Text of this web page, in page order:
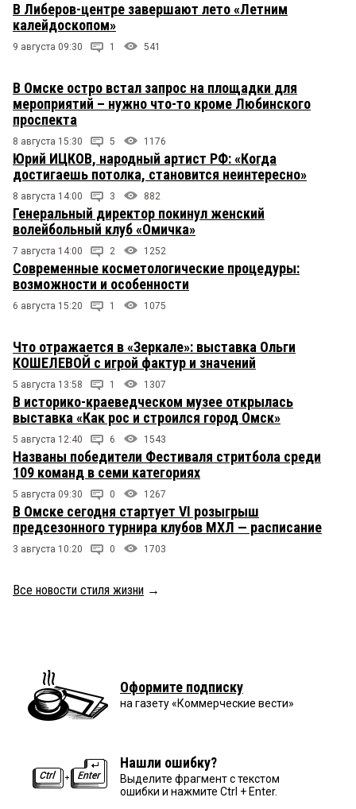
В Либеров-центре завершают лето «Летним
калейдоскопом»
9 августа 09:30 1 541
В Омске остро встал запрос на площадки для
мероприятий – нужно что-то кроме Любинского
проспекта
8 августа 15:30 5 1176
Юрий ИЦКОВ, народный артист РФ: «Когда
достигаешь потолка, становится неинтересно»
8 августа 14:00 3 882
Генеральный директор покинул женский
волейбольный клуб «Омичка»
7 августа 14:00 2 1252
Современные косметологические процедуры:
возможности и особенности
6 августа 15:20 1 1075
Что отражается в «Зеркале»: выставка Ольги
КОШЕЛЕВОЙ с игрой фактур и значений
5 августа 13:58 1 1307
В историко-краеведческом музее открылась
выставка «Как рос и строился город Омск»
5 августа 12:40 6 1543
Названы победители Фестиваля стритбола среди
109 команд в семи категориях
5 августа 09:30 0 1267
В Омске сегодня стартует VI розыгрыш
предсезонного турнира клубов МХЛ — расписание
3 августа 10:20 0 1703
Все новости стиля жизни →
Оформите подписку
на газету «Коммерческие вести»
Нашли ошибку?
Выделите фрагмент с текстом
ошибки и нажмите Ctrl + Enter.